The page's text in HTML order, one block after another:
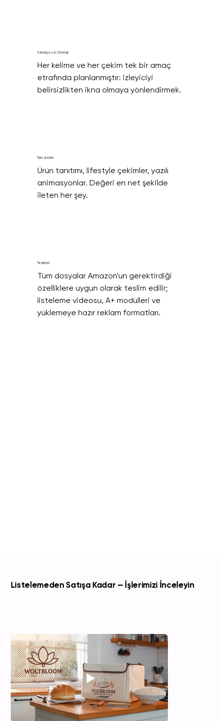
Senaryo ve Strateji
Her kelime ve her çekim tek bir amaç
etrafında planlanmıştır: izleyiciyi
belirsizlikten ikna olmaya yönlendirmek.
Tam üretim
Ürün tanıtımı, lifestyle çekimler, yazılı
animasyonlar. Değeri en net şekilde
ileten her şey.
Teslimat
Tüm dosyalar Amazon'un gerektirdiği
özelliklere uygun olarak teslim edilir;
listeleme videosu, A+ modülleri ve
yüklemeye hazır reklam formatları.
Listelemeden Satışa Kadar — İşlerimizi İnceleyin